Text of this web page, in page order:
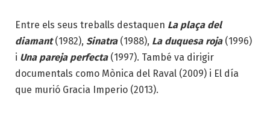
Entre els seus treballs destaquen La plaça del
diamant(1982), Sinatra (1988), La duquesa roja (1996)
i Una pareja perfecta(1997). També va dirigir
documentals como Mònica del Raval (2009) i El día
que murió Gracia Imperio (2013).